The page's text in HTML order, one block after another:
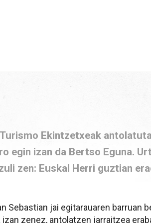
Ekintzetxeak
egin izan da Bertso Eguna.
zen: Euskal Herri guztian
Sebastian jai egitarauaren
zenez, antolatzen jarraitzea